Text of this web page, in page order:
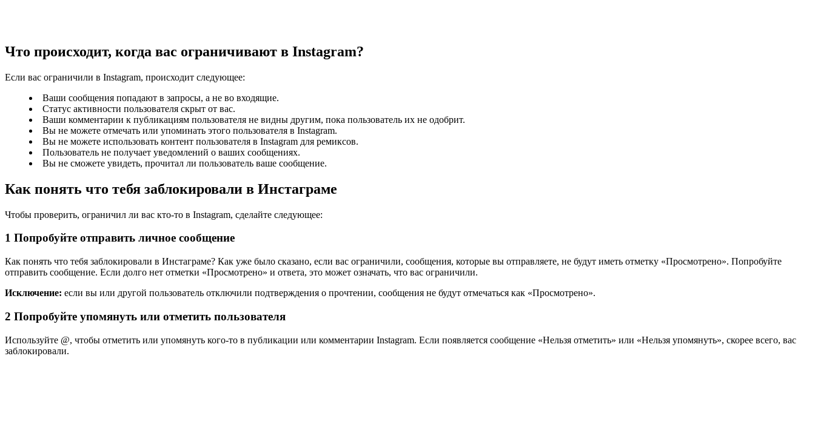
Что происходит, когда вас ограничивают в Instagram?
Если вас ограничили в Instagram, происходит следующее:
Ваши сообщения попадают в запросы, а не во входящие.
Статус активности пользователя скрыт от вас.
Ваши комментарии к публикациям пользователя не видны другим, пока пользователь их не одобрит.
Вы не можете отмечать или упоминать этого пользователя в Instagram.
Вы не можете использовать контент пользователя в Instagram для ремиксов.
Пользователь не получает уведомлений о ваших сообщениях.
Вы не сможете увидеть, прочитал ли пользователь ваше сообщение.
Как понять что тебя заблокировали в Инстаграме
Чтобы проверить, ограничил ли вас кто-то в Instagram, сделайте следующее:
1 Попробуйте отправить личное сообщение
Как понять что тебя заблокировали в Инстаграме? Как уже было сказано, если вас ограничили, сообщения, которые вы отправляете, не будут иметь отметку «Просмотрено». Попробуйте
отправить сообщение. Если долго нет отметки «Просмотрено» и ответа, это может означать, что вас ограничили.
Исключение: если вы или другой пользователь отключили подтверждения о прочтении, сообщения не будут отмечаться как «Просмотрено».
2 Попробуйте упомянуть или отметить пользователя
Используйте @, чтобы отметить или упомянуть кого-то в публикации или комментарии Instagram. Если появляется сообщение «Нельзя отметить» или «Нельзя упомянуть», скорее всего, вас
заблокировали.